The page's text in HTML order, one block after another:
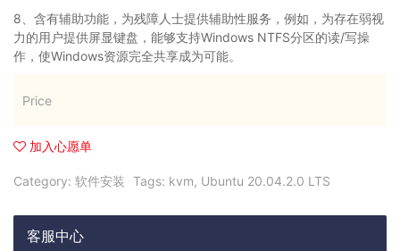
8、含有辅助功能，为残障人士提供辅助性服务，例如，为存在弱视
力的用户提供屏显键盘，能够支持Windows NTFS分区的读/写操
作，使Windows资源完全共享成为可能。
Price
加入心愿单
Category: 软件安装 Tags: kvm, Ubuntu 20.04.2.0 LTS
客服中心